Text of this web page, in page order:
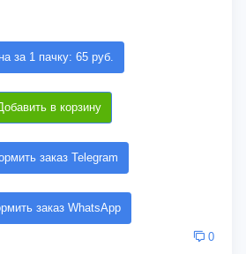
за 1 пачку: 65 руб.
в корзину
заказ Telegram
заказ WhatsApp
0